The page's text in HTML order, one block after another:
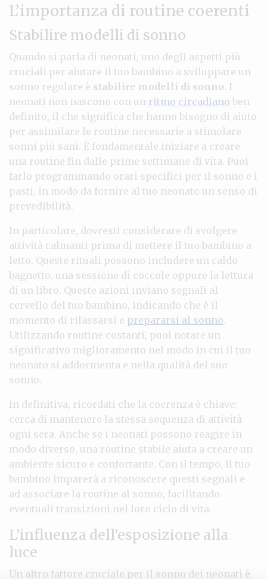
L’importanza di routine coerenti
Stabilire modelli di sonno
Quando si parla di neonati, uno degli aspetti più
cruciali per aiutare il tuo bambino a sviluppare un
sonno regolare è stabilire modelli di sonno. I
neonati non nascono con un ritmo circadiano ben
definito, il che significa che hanno bisogno di aiuto
per assimilare le routine necessarie a stimolare
sonni più sani. È fondamentale iniziare a creare
una routine fin dalle prime settimane di vita. Puoi
farlo programmando orari specifici per il sonno e i
pasti, in modo da fornire al tuo neonato un senso di
prevedibilità.
In particolare, dovresti considerare di svolgere
attività calmanti prima di mettere il tuo bambino a
letto. Queste rituali possono includere un caldo
bagnetto, una sessione di coccole oppure la lettura
di un libro. Queste azioni inviano segnali al
cervello del tuo bambino, indicando che è il
momento di rilassarsi e prepararsi al sonno.
Utilizzando routine costanti, puoi notare un
significativo miglioramento nel modo in cui il tuo
neonato si addormenta e nella qualità del suo
sonno.
In definitiva, ricordati che la coerenza è chiave:
cerca di mantenere la stessa sequenza di attività
ogni sera. Anche se i neonati possono reagire in
modo diverso, una routine stabile aiuta a creare un
ambiente sicuro e confortante. Con il tempo, il tuo
bambino imparerà a riconoscere questi segnali e
ad associare la routine al sonno, facilitando
eventuali transizioni nel loro ciclo di vita.
L’influenza dell’esposizione alla
luce
Un altro fattore cruciale per il sonno dei neonati è